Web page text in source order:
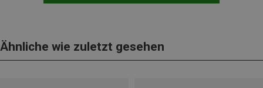
Ähnliche wie zuletzt gesehen